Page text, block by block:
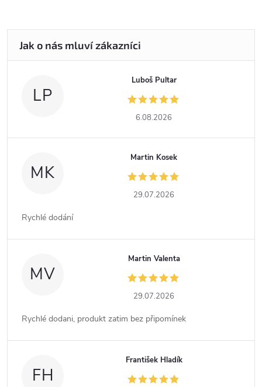
LP
Luboš Pultar
6.08.2026
MK
Martin Kosek
29.07.2026
Rychlé dodání
MV
Martin Valenta
29.07.2026
Rychlé dodani, produkt zatim bez připomínek
FH
František Hladík